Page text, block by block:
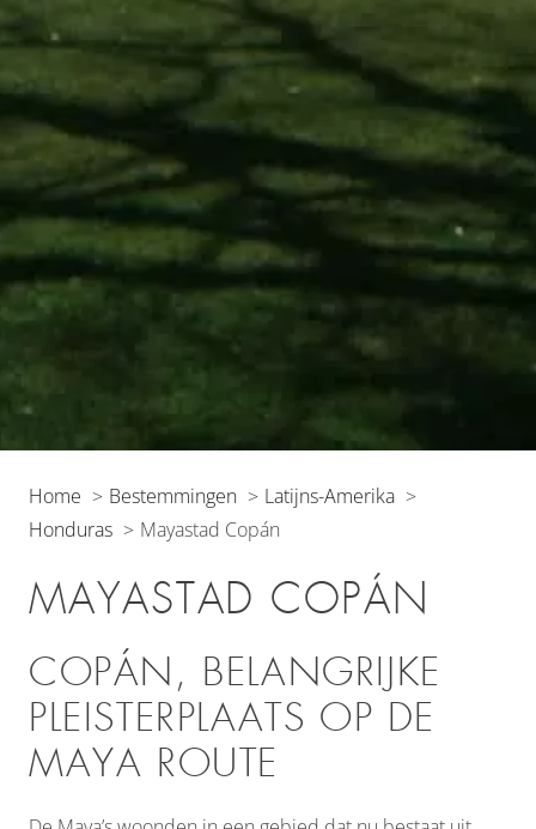
Home Bestemmingen
Latijns-Amerika
Honduras
Mayastad Copán
MAYASTAD COPÁN
COPÁN, BELANGRIJKE
PLEISTERPLAATS OP DE
MAYA ROUTE